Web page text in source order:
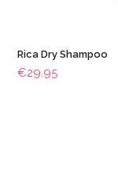
Rica Dry Shampoo
€29.95